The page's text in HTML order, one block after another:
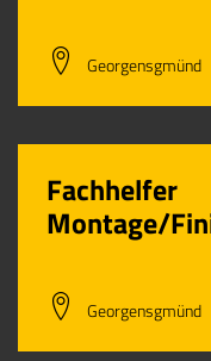
Georgensgmünd
Fachhelfer
Montage/
Georgensgmünd